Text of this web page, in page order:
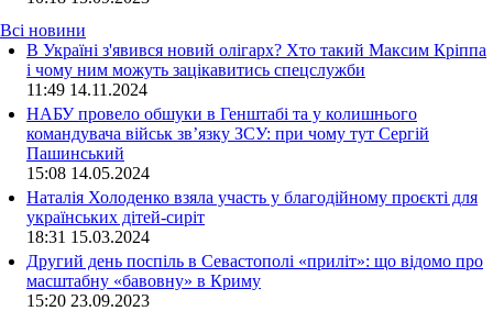
Всі новини
В Україні з'явився новий олігарх? Хто такий Максим Кріппа
і чому ним можуть зацікавитись спецслужби
11:49 14.11.2024
НАБУ провело обшуки в Генштабі та у колишнього
командувача військ зв’язку ЗСУ: при чому тут Сергій
Пашинський
15:08 14.05.2024
Наталія Холоденко взяла участь у благодійному проєкті для
українських дітей-сиріт
18:31 15.03.2024
Другий день поспіль в Севастополі «приліт»: що відомо про
масштабну «бавовну» в Криму
15:20 23.09.2023